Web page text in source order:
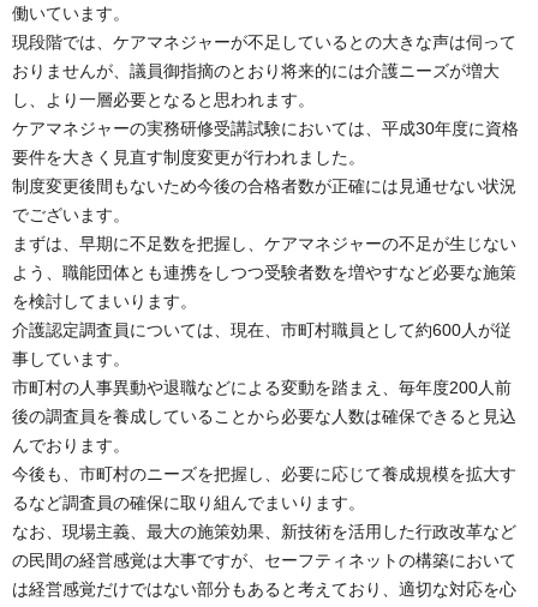
働いています。
現段階では、ケアマネジャーが不足しているとの大きな声は伺って
おりませんが、議員御指摘のとおり将来的には介護ニーズが増大
し、より一層必要となると思われます。
ケアマネジャーの実務研修受講試験においては、平成30年度に資格
要件を大きく見直す制度変更が行われました。
制度変更後間もないため今後の合格者数が正確には見通せない状況
でございます。
まずは、早期に不足数を把握し、ケアマネジャーの不足が生じない
よう、職能団体とも連携をしつつ受験者数を増やすなど必要な施策
を検討してまいります。
介護認定調査員については、現在、市町村職員として約600人が従
事しています。
市町村の人事異動や退職などによる変動を踏まえ、毎年度200人前
後の調査員を養成していることから必要な人数は確保できると見込
んでおります。
今後も、市町村のニーズを把握し、必要に応じて養成規模を拡大す
るなど調査員の確保に取り組んでまいります。
なお、現場主義、最大の施策効果、新技術を活用した行政改革など
の民間の経営感覚は大事ですが、セーフティネットの構築において
は経営感覚だけではない部分もあると考えており、適切な対応を心